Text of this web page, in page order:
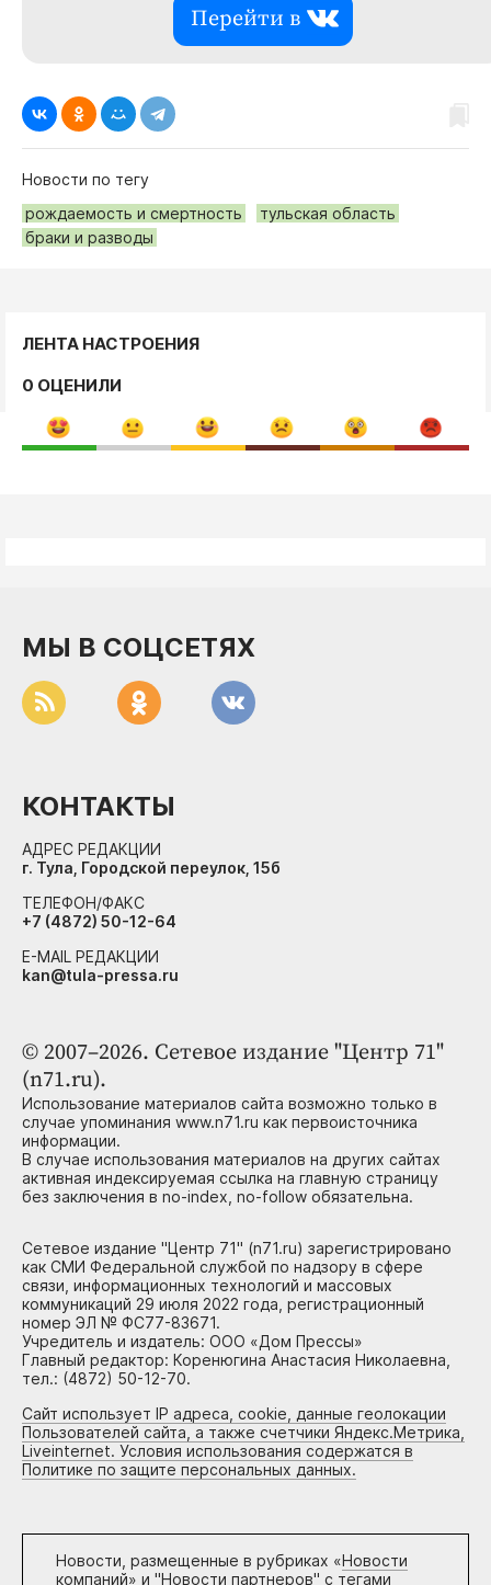
Перейти в
Новости по тегу
рождаемость и смертность
тульская область
браки и разводы
ЛЕНТА НАСТРОЕНИЯ
0 ОЦЕНИЛИ
© 2007–2026. Сетевое издание "Центр 71"
(n71.ru).
Использование материалов сайта возможно только в
случае упоминания www.n71.ru как первоисточника
информации.
В случае использования материалов на других сайтах
активная индексируемая ссылка на главную страницу
без заключения в no-index, no-follow обязательна.
Сетевое издание "Центр 71" (n71.ru) зарегистрировано
как СМИ Федеральной службой по надзору в сфере
связи, информационных технологий и массовых
коммуникаций 29 июля 2022 года, регистрационный
номер ЭЛ № ФС77-83671.
Учредитель и издатель: ООО «Дом Прессы»
Главный редактор: Коренюгина Анастасия Николаевна,
тел.: (4872) 50-12-70.
Сайт использует IP адреса, cookie, данные геолокации
Пользователей сайта, а также счетчики Яндекс.Метрика,
Liveinternet. Условия использования содержатся в
Политике по защите персональных данных.
Новости, размещенные в рубриках «Новости
компаний» и "Новости партнеров" с тегами
МЫ В СОЦСЕТЯХ
КОНТАКТЫ
АДРЕС РЕДАКЦИИ
г. Тула, Городской переулок, 15б
ТЕЛЕФОН/ФАКС
+7 (4872) 50-12-64
E-MAIL РЕДАКЦИИ
kan@tula-pressa.ru